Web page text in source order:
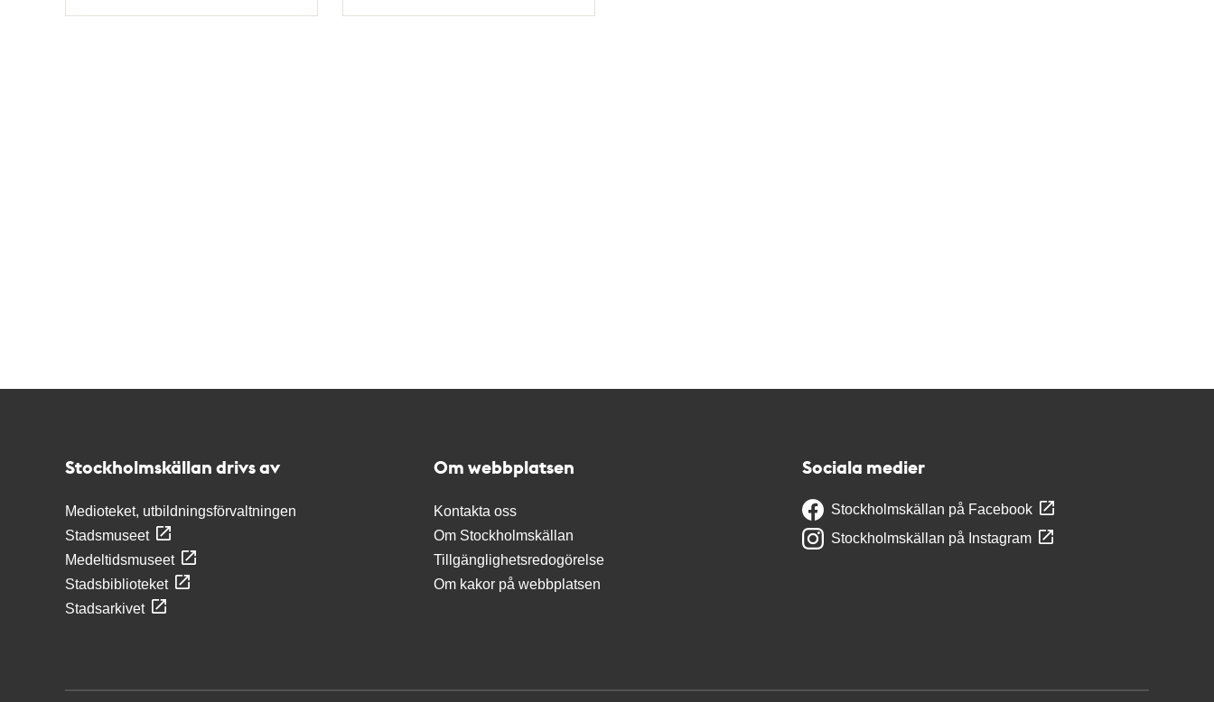
Typ Typ
Stockholmskällan drivs av
Medioteket, utbildningsförvaltningen
Stadsmuseet
Medeltidsmuseet
Stadsbiblioteket
Stadsarkivet
Om webbplatsen
Kontakta oss
Om Stockholmskällan
Tillgänglighetsredogörelse
Om kakor på webbplatsen
Sociala medier
Stockholmskällan på Facebook
Stockholmskällan på Instagram